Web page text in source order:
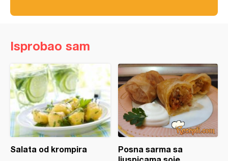
Isprobao sam
Salata od krompira
Posna sarma sa